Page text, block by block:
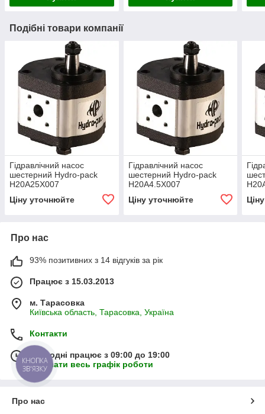
Подібні товари компанії
Гідравлічний насос
шестерний Hydro-pack
H20A25X007
Ціну уточнюйте
Гідравлічний насос
шестерний Hydro-pack
H20A4.5X007
Ціну уточнюйте
Про нас
93% позитивних з 14 відгуків за рік
Працює з 15.03.2013
м. Тарасовка
Київська область, Тарасовка, Україна
Контакти
Сьогодні працює з 09:00 до 19:00
Показати весь графік роботи
Про нас
КНОПКА
ЗВ'ЯЗКУ